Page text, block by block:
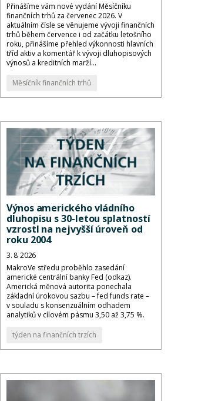
Přinášíme vám nové vydání Měsíčníku
finančních trhů za červenec 2026. V
aktuálním čísle se věnujeme vývoji finančních
trhů během července i od začátku letošního
roku, přinášíme přehled výkonnosti hlavních
tříd aktiv a komentář k vývoji dluhopisových
výnosů a kreditních marží...
Měsíčník finančních trhů
Výnos amerického vládního
dluhopisu s 30-letou splatností
vzrostl na nejvyšší úroveň od
roku 2004
3. 8. 2026
MakroVe středu proběhlo zasedání
americké centrální banky Fed (odkaz).
Americká měnová autorita ponechala
základní úrokovou sazbu – fed funds rate –
v souladu s konsenzuálním odhadem
analytiků v cílovém pásmu 3,50 až 3,75 %.
týden na finančních trzích